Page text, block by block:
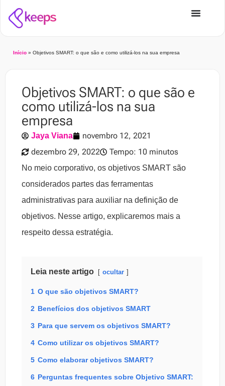
Início » Objetivos SMART: o que são e como utilizá-los na sua empresa
Objetivos SMART: o que são e
como utilizá-los na sua
empresa
Jaya Viana
novembro 12, 2021
dezembro 29, 2022
Tempo: 10 minutos
No meio corporativo, os objetivos SMART são
considerados partes das ferramentas
administrativas para auxiliar na definição de
objetivos. Nesse artigo, explicaremos mais a
respeito dessa estratégia.
Leia neste artigo ocultar
1 O que são objetivos SMART?
2 Benefícios dos objetivos SMART
3 Para que servem os objetivos SMART?
4 Como utilizar os objetivos SMART?
5 Como elaborar objetivos SMART?
6 Perguntas frequentes sobre Objetivo SMART: